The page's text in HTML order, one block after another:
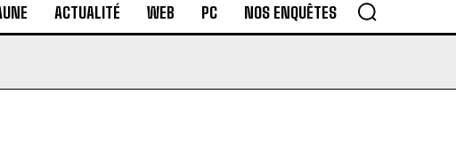
ACTUALITÉ WEB PC NOS ENQUÊTES